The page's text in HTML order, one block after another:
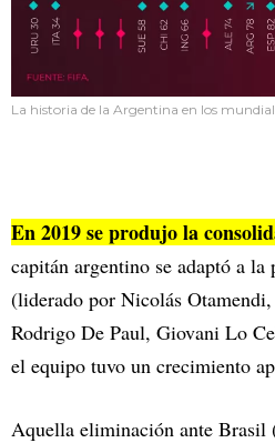
La historia de la Argentina en los
En 2019 se produjo la
capitán argentino se adaptó a
(liderado por Nicolás Otamendi,
Rodrigo De Paul, Giovani Lo
el equipo tuvo un crecimiento
Aquella eliminación ante Brasil